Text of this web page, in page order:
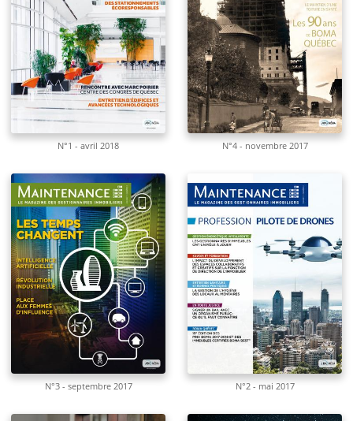
N°1 - avril 2018 N°4 - novembre 2017
N°3 - septembre 2017 N°2 - mai 2017